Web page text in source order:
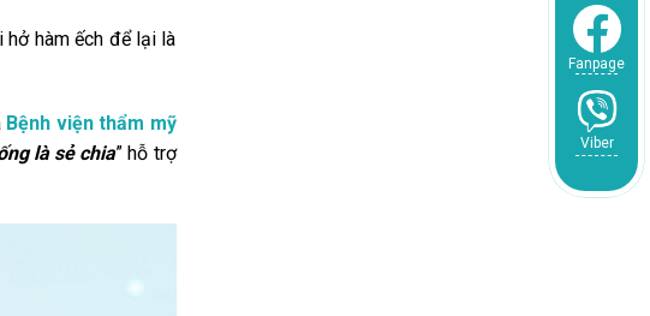
hàm ếch để lại là
Bệnh viện thẩm mỹ
là sẻ chia” hỗ trợ
Fanpage
Viber